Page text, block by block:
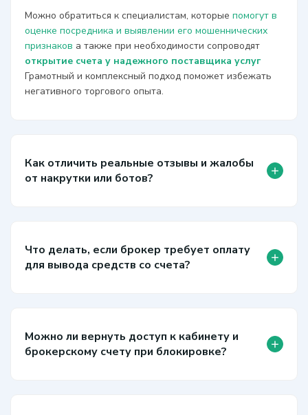
Можно обратиться к специалистам, которые помогут в
оценке посредника и выявлении его мошеннических
признаков а также при необходимости сопроводят
открытие счета у надежного поставщика услуг
Грамотный и комплексный подход поможет избежать
негативного торгового опыта.
Как отличить реальные отзывы и жалобы
от накрутки или ботов?
+
Что делать, если брокер требует оплату
для вывода средств со счета?
+
Можно ли вернуть доступ к кабинету и
брокерскому счету при блокировке?
+